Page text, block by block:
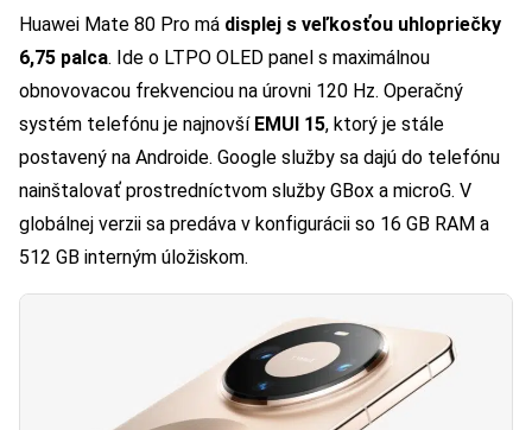
Huawei Mate 80 Pro má displej s veľkosťou uhlopriečky
6,75 palca. Ide o LTPO OLED panel s maximálnou
obnovovacou frekvenciou na úrovni 120 Hz. Operačný
systém telefónu je najnovší EMUI 15, ktorý je stále
postavený na Androide. Google služby sa dajú do telefónu
nainštalovať prostredníctvom služby GBox a microG. V
globálnej verzii sa predáva v konfigurácii so 16 GB RAM a
512 GB interným úložiskom.